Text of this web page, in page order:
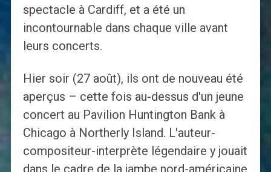
spectacle à Cardiff, et a été un
incontournable dans chaque ville avant
leurs concerts.
Hier soir (27 août), ils ont de nouveau été
aperçus – cette fois au-dessus d'un jeune
concert au Pavilion Huntington Bank à
Chicago à Northerly Island. L'auteur-
compositeur-interprète légendaire y jouait
dans le cadre de la jambe nord-américaine